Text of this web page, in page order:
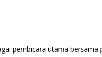
pembicara utama bersama